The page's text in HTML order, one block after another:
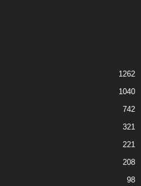
1262
1040
742
321
221
208
98